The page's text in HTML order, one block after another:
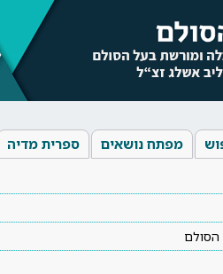
מפתח נושאים ספרית מדיה
הסולם